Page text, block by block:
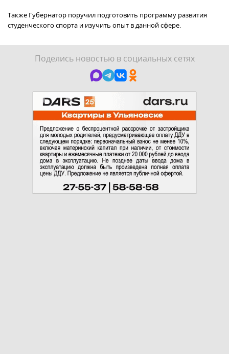
Также Губернатор поручил подготовить программу развития
студенческого спорта и изучить опыт в данной сфере.
Поделись новостью в социальных сетях